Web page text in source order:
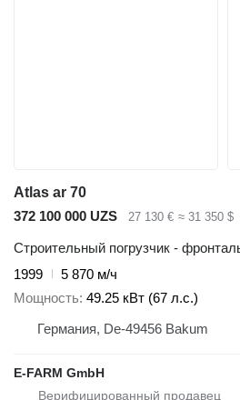
Atlas ar 70
372 100 000 UZS
27 130 € ≈ 31 350 $
Строительный погрузчик -
1999
5 870 м/ч
Мощность 49.25 кВт (67 л.с.)
Германия, De-49456 Bakum
E-FARM GmbH